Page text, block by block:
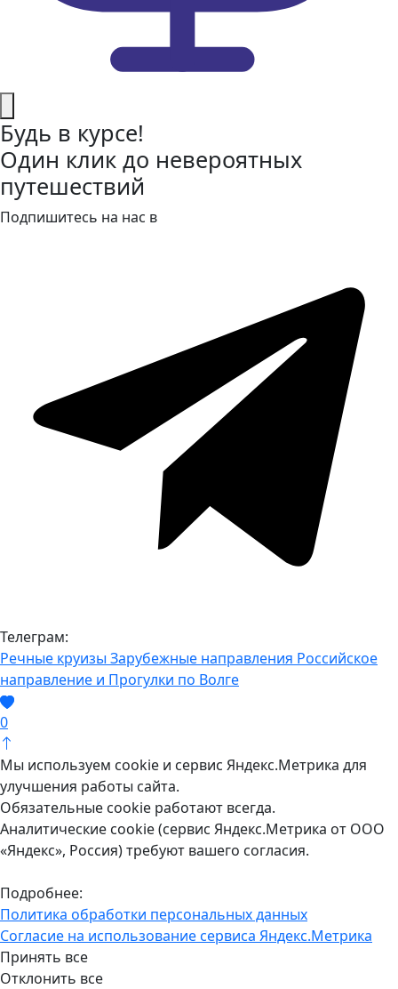
Будь в курсе!
Один клик до невероятных
путешествий
Подпишитесь на нас в
Телеграм:
Речные круизы Зарубежные направления Российское
направление и Прогулки по Волге
0
Мы используем cookie и сервис Яндекс.Метрика для
улучшения работы сайта.
Обязательные cookie работают всегда.
Аналитические cookie (сервис Яндекс.Метрика от ООО
«Яндекс», Россия) требуют вашего согласия.
Подробнее:
Политика обработки персональных данных
Согласие на использование сервиса Яндекс.Метрика
Принять все
Отклонить все